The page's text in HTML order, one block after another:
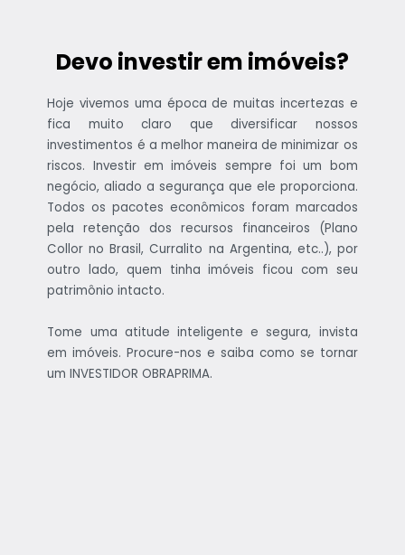
Devo investir em imóveis?
Hoje vivemos uma época de muitas incertezas e
fica muito claro que diversificar nossos
investimentos é a melhor maneira de minimizar os
riscos. Investir em imóveis sempre foi um bom
negócio, aliado a segurança que ele proporciona.
Todos os pacotes econômicos foram marcados
pela retenção dos recursos financeiros (Plano
Collor no Brasil, Curralito na Argentina, etc..), por
outro lado, quem tinha imóveis ficou com seu
patrimônio intacto.
Tome uma atitude inteligente e segura, invista
em imóveis. Procure-nos e saiba como se tornar
um INVESTIDOR OBRAPRIMA.